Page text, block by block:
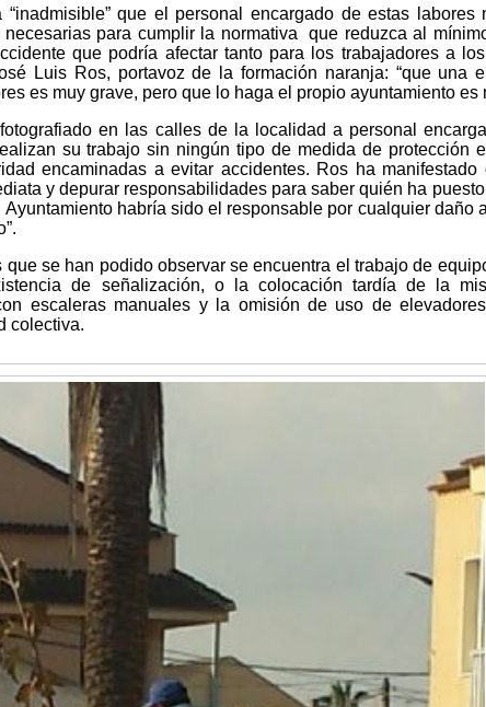
“inadmisible” que el personal encargado de estas labores
necesarias para cumplir la normativa que reduzca al
que podría afectar tanto para los trabajadores a
Luis Ros, portavoz de la formación naranja: “que una
es muy grave, pero que lo haga el propio ayuntamiento es
en las calles de la localidad a personal
su trabajo sin ningún tipo de medida de protección
encaminadas a evitar accidentes. Ros ha manifestado
y depurar responsabilidades para saber quién ha
habría sido el responsable por cualquier daño
que se han podido observar se encuentra el trabajo de
de señalización, o la colocación tardía de la
escaleras manuales y la omisión de uso de
colectiva.